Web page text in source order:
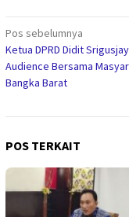
Navigasi
pos
Pos sebelumnya
Ketua DPRD Didit
Audience Bersama
Bangka Barat
POS TERKAIT